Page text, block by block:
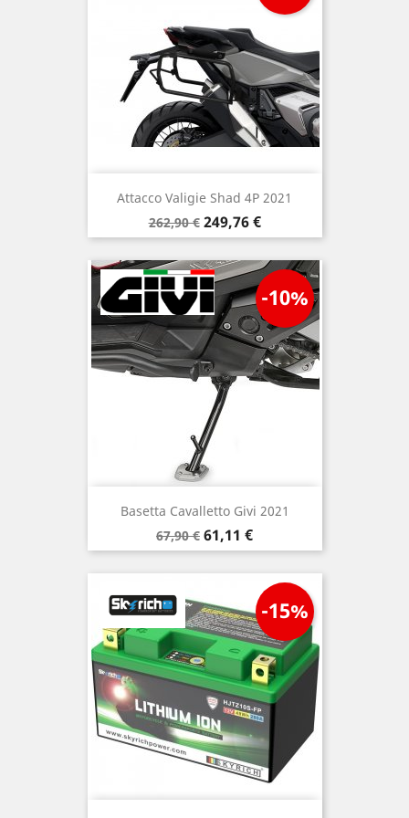
Attacco Valigie Shad 4P 2021
Prezzo
base
262,90 € Prezzo
249,76 €
Basetta Cavalletto Givi 2021
Prezzo
base
67,90 €
-10%
Prezzo
61,11 €
-15%